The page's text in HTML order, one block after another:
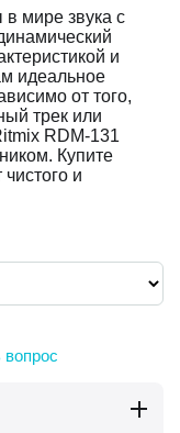
в мире звука с
и
идеальное
от того,
трек или
RDM-131
Купите
и
вопрос